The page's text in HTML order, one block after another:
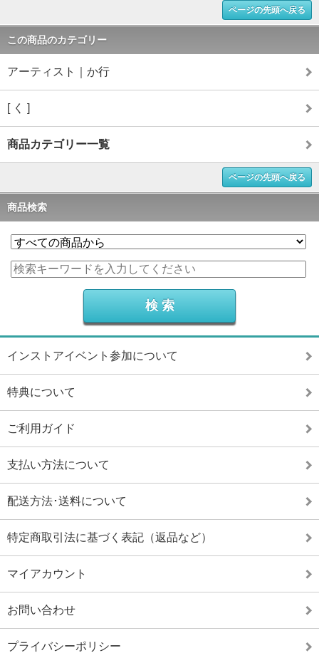
ページの先頭へ戻る
この商品のカテゴリー
アーティスト｜か行
[ く ]
商品カテゴリー一覧
ページの先頭へ戻る
商品検索
インストアイベント参加について
特典について
ご利用ガイド
支払い方法について
配送方法･送料について
特定商取引法に基づく表記（返品など）
マイアカウント
お問い合わせ
プライバシーポリシー